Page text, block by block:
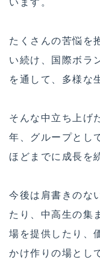
たくさんの苦悩を
い続け、国際ボラ
を通して、多様な
そんな中立ち上げ
年、グループとし
ほどまでに成長を
今後は肩書きのな
たり、中高生の集
場を提供したり、
かけ作りの場とし